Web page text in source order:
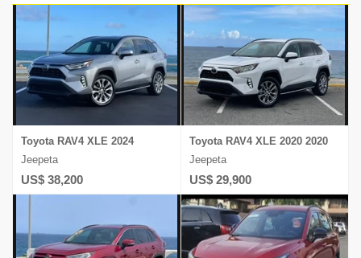
Toyota RAV4 XLE 2024
Jeepeta
US$ 38,200
Toyota RAV4 XLE 2020 2020
Jeepeta
US$ 29,900